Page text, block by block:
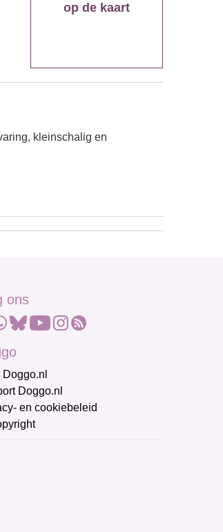
op de kaart
kleinschalig en
ons
Doggo.nl
en cookiebeleid